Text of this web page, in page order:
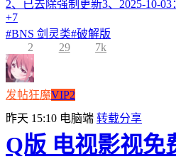
2、已去除强制更新3、2025-10-03
+7
#BNS 剑灵类#破解版
2
29 7k
发帖狂魔VIP2
昨天 15:10 电脑端 转载分享
Q版 电视影视免